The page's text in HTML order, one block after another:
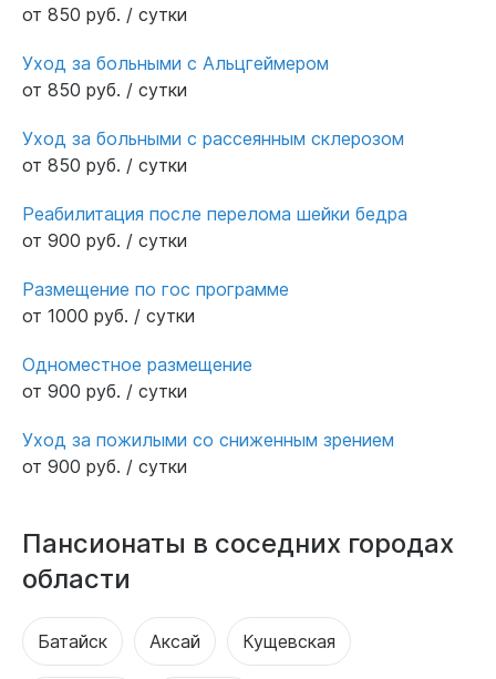
от 850 руб. / сутки
Уход за больными с Альцгеймером
от 850 руб. / сутки
Уход за больными с рассеянным склерозом
от 850 руб. / сутки
Реабилитация после перелома шейки бедра
от 900 руб. / сутки
Размещение по гос программе
от 1000 руб. / сутки
Одноместное размещение
от 900 руб. / сутки
Уход за пожилыми со сниженным зрением
от 900 руб. / сутки
Пансионаты в соседних городах
области
Батайск Аксай Кущевская